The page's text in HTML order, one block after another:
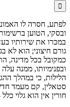

לפתע, חסרה לו
ובסקי, הטוען
במכרו את שירותיו
גורם חיצוני; הוא לא
כמקובל בכל מדינה,
ובפנימיותו, ממנה
הלילות, כי במהלך
סטאלין, קם מעמד
חורין אין הוא גלוי